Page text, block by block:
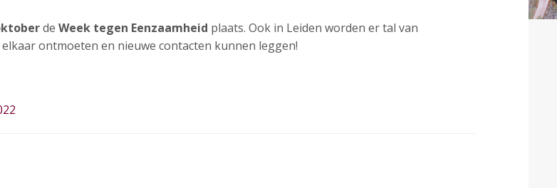
de Week tegen Eenzaamheid plaats. Ook in Leiden worden er tal van
ontmoeten en nieuwe contacten kunnen leggen!